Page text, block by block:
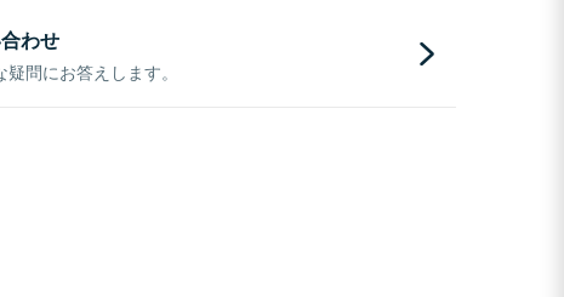
わせ
問にお答えします。